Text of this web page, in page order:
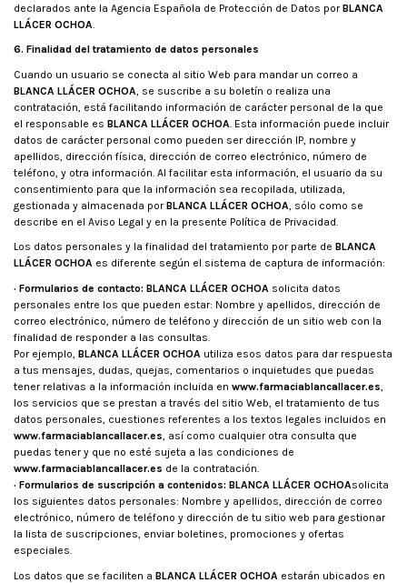
declarados ante la Agencia Española de Protección de Datos porBLANCA
LLÁCER OCHOA
6. Finalidad del tratamiento de datos personales
Cuando un usuario se conecta al sitio Web para mandar un correo a
BLANCA LLÁCER OCHOA , se suscribe a su boletín o realiza una
contratación, está facilitando información de carácter personal de la que
el responsable es BLANCA LLÁCER OCHOA . Esta información puede incluir
datos de carácter personal como pueden ser dirección IP, nombre y
apellidos, dirección física, dirección de correo electrónico, número de
teléfono, y otra información. Al facilitar esta información, el usuario da su
consentimiento para que la información sea recopilada, utilizada,
gestionada y almacenada porBLANCA LLÁCER OCHOA , sólo como se
describe en el Aviso Legal y en la presente Política de Privacidad.
Los datos personales y la finalidad del tratamiento por parte de BLANCA
LLÁCER OCHOA es diferente según el sistema de captura de información:
· Formularios de contacto: BLANCA LLÁCER OCHOA solicita datos
personales entre los que pueden estar: Nombre y apellidos, dirección de
correo electrónico, número de teléfono y dirección de un sitio web con la
finalidad de responder a las consultas.
Por ejemplo, BLANCA LLÁCER OCHOA utiliza esos datos para dar respuesta
a tus mensajes, dudas, quejas, comentarios o inquietudes que puedas
tener relativas a la información incluida en www.farmaciablancallacer.es,
los servicios que se prestan a través del sitio Web, el tratamiento de tus
datos personales, cuestiones referentes a los textos legales incluidos en
www.farmaciablancallacer.es, así como cualquier otra consulta que
puedas tener y que no esté sujeta a las condiciones de
www.farmaciablancallacer.es de la contratación.
· Formularios de suscripción a contenidos: BLANCA LLÁCER OCHOAsolicita
los siguientes datos personales: Nombre y apellidos, dirección de correo
electrónico, número de teléfono y dirección de tu sitio web para gestionar
la lista de suscripciones, enviar boletines, promociones y ofertas
especiales.
Los datos que se faciliten a BLANCA LLÁCER OCHOA estarán ubicados en